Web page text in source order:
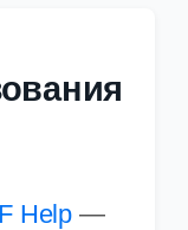
Help—